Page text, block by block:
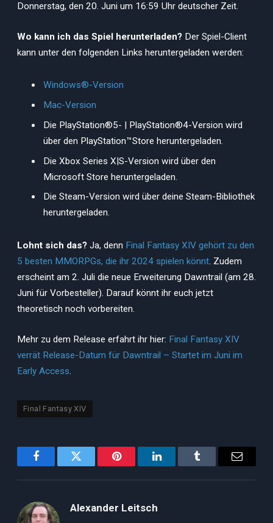
Donnerstag, den 20. Juni um 16:59 Uhr deutscher Zeit.
Wo kann ich das Spiel herunterladen? Der Spiel-Client
kann unter den folgenden Links heruntergeladen werden:
Windows®-Version
Mac-Version
Die PlayStation®5- | PlayStation®4-Version wird
über den PlayStation™Store heruntergeladen.
Die Xbox Series X|S-Version wird über den
Microsoft Store heruntergeladen.
Die Steam-Version wird über deine Steam-Bibliothek
heruntergeladen.
Lohnt sich das? Ja, denn Final Fantasy XIV gehört zu den
5 besten MMORPGs, die ihr 2024 spielen könnt. Zudem
erscheint am 2. Juli die neue Erweiterung Dawntrail (am 28.
Juni für Vorbesteller). Darauf könnt ihr euch jetzt
theoretisch noch vorbereiten.
Mehr zu dem Release erfahrt ihr hier: Final Fantasy XIV
verrät Release-Datum für Dawntrail – Startet im Juni im
Early Access.
Final Fantasy XIV
FacebookTwitter PinterestLinkedInTumblr Email
Alexander Leitsch